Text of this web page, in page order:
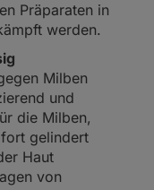
Präparaten in
werden.
Milben
und
die Milben,
gelindert
Haut
von